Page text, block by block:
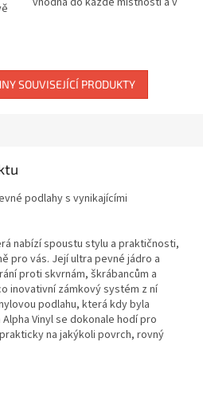
SOUVISEJÍCÍ PRODUKTY
podlahy s vynikajícími
nabízí spoustu stylu a praktičnosti,
pro vás. Její ultra pevné jádro a
proti skvrnám, škrábancům a
inovativní zámkový systém z ní
podlahu, která kdy byla
Vinyl se dokonale hodí pro
na jakýkoli povrch, rovný